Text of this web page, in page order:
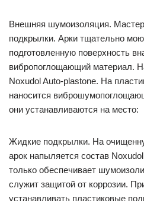
Внешняя шумоизоляция.
подкрылки. Арки тщательно
подготовленную поверхность
вибропоглощающий материал.
Noxudol Auto-plastone. На
наносится
они устанавливаются на место:
Жидкие подкрылки. На
арок напыляется состав
только обеспечивает
служит защитой от коррозии.
устанавливать пластиковые